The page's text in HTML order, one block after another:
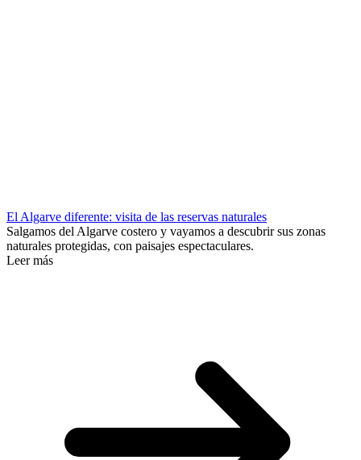
El Algarve diferente: visita de las reservas naturales
Salgamos del Algarve costero y vayamos a descubrir sus zonas
naturales protegidas, con paisajes espectaculares.
Leer más